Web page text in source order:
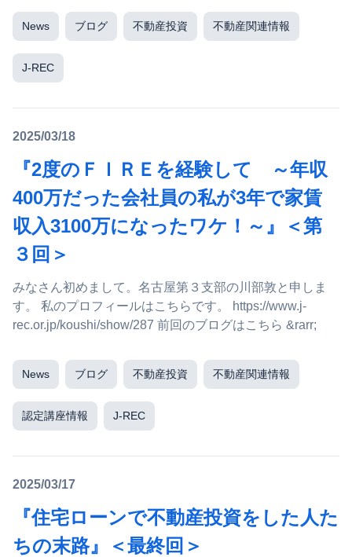
News ブログ 不動産投資 不動産関連情報
J-REC
2025/03/18
『2度のＦＩＲＥを経験して ～年収
400万だった会社員の私が3年で家賃
収入3100万になったワケ！～』＜第
３回＞
みなさん初めまして。名古屋第３支部の川部敦と申しま
す。 私のプロフィールはこちらです。 https://www.j-
rec.or.jp/koushi/show/287 前回のブログはこちら &rarr;
News ブログ 不動産投資 不動産関連情報
認定講座情報 J-REC
2025/03/17
『住宅ローンで不動産投資をした人た
ちの末路』＜最終回＞